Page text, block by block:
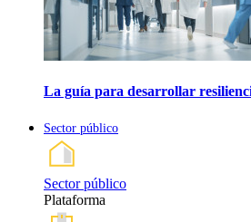
La guía para desarrollar
Sector público
Sector público
Plataforma